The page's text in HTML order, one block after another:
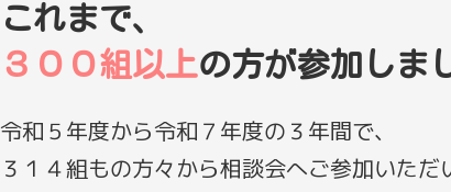
これまで、
３００組以上の方が参加しま
令和５年度から令和７年度の３年間で、
３１４組もの方々から相談会へご参加いただ